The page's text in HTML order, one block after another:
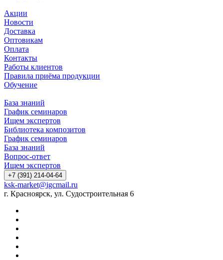
Акции
Новости
Доставка
Оптовикам
Оплата
Контакты
Работы клиентов
Правила приёма продукции
Обучение
База знаний
График семинаров
Ищем экспертов
Библиотека композитов
График семинаров
База знаний
Вопрос-ответ
Ищем экспертов
+7 (391) 214-04-64
ksk-market@igcmail.ru
г. Красноярск, ул. Судостроительная 6